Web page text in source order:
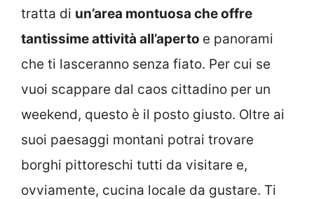
tratta di un’area montuosa che offre
tantissime attività all’aperto e panorami
che ti lasceranno senza fiato. Per cui se
vuoi scappare dal caos cittadino per un
weekend, questo è il posto giusto. Oltre ai
suoi paesaggi montani potrai trovare
borghi pittoreschi tutti da visitare e,
ovviamente, cucina locale da gustare. Ti